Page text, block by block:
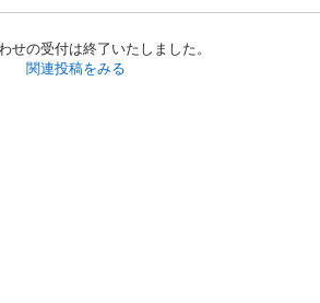
せの受付は終了いたしました。
関連投稿をみる